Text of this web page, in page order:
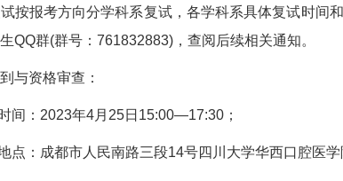
报考方向分学科系复试，各学科系具体复试时间
QQ群(群号：761832883)，查阅后续相关通知。
资格审查：
：2023年4月25日15:00—17:30；
：成都市人民南路三段14号四川大学华西口腔医学